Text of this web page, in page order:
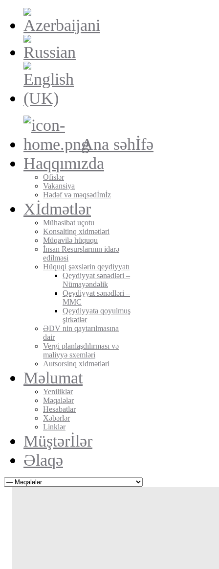
Ana səhİfə
Haqqımızda
Ofislər
Vakansiya
Hədəf və məqsədİmİz
Xİdmətlər
Mühasibat uçotu
Konsaltinq xidmətləri
Müqavilə hüququ
İnsan Resurslarının idarə
edilməsi
Hüquqi şəxslərin qeydiyyatı
Qeydiyyat sənədləri –
Nümayəndəlik
Qeydiyyat sənədləri –
MMC
Qeydiyyata qoyulmuş
şirkətlər
ƏDV nin qaytarılmasına
dair
Vergi planlaşdılırması və
maliyyə sxemləri
Autsorsinq xidmətləri
Məlumat
Yeniliklər
Məqalələr
Hesabatlar
Xəbərlər
Linklər
Müştərİlər
Əlaqə